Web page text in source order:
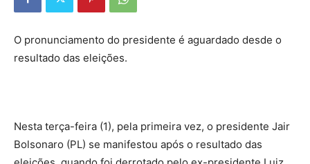
O pronunciamento do presidente é aguardado desde o
resultado das eleições.
Nesta terça-feira (1), pela primeira vez, o presidente Jair
Bolsonaro (PL) se manifestou após o resultado das